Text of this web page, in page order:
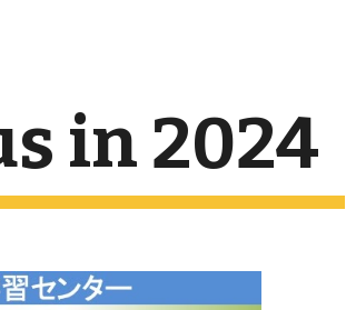
in 2024